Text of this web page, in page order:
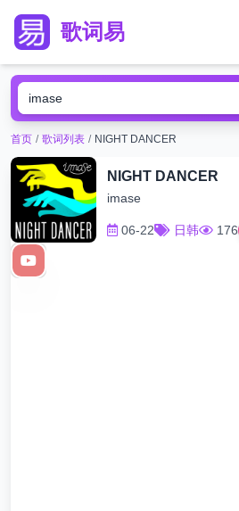
歌词易
首页 / 歌词列表 / NIGHT DANCER
NIGHT DANCER
imase
06-22 日韩 176